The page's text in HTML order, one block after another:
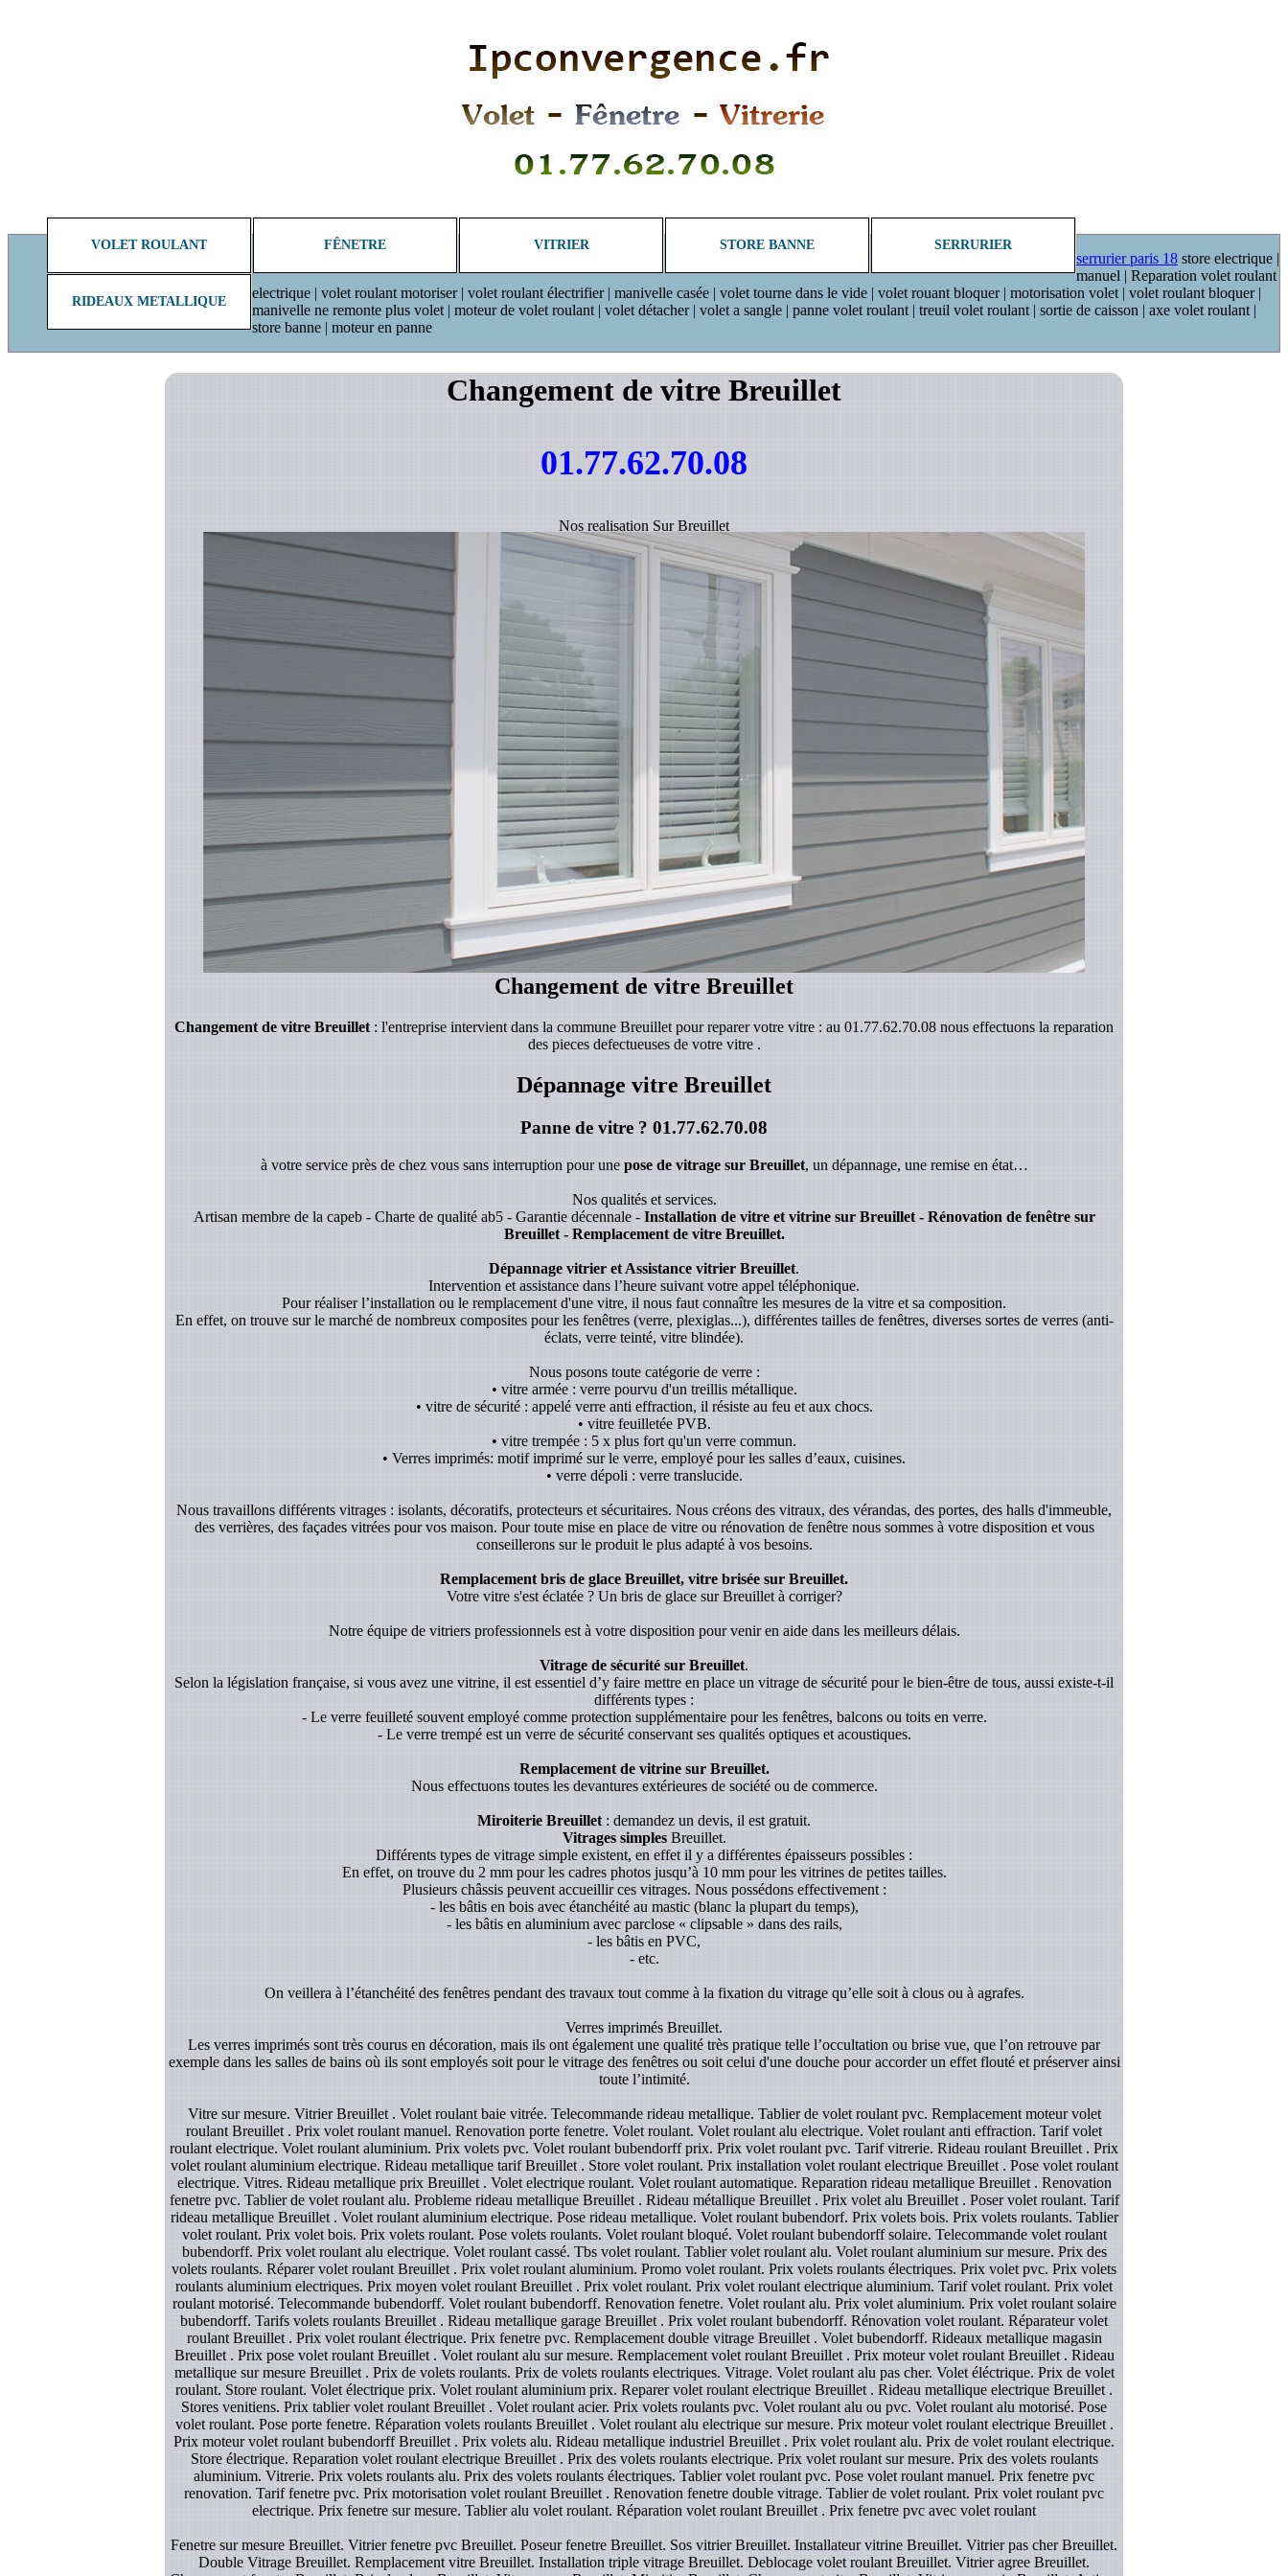
VOLET ROULANT FÊNETRE VITRIER STORE BANNE SERRURIER
RIDEAUX METALLIQUE
serrurier paris 18 store electrique |
manuel | Reparation volet roulant
electrique | volet roulant motoriser | volet roulant électrifier | manivelle casée | volet tourne dans le vide | volet rouant bloquer | motorisation volet | volet roulant bloquer |
manivelle ne remonte plus volet | moteur de volet roulant | volet détacher | volet a sangle | panne volet roulant | treuil volet roulant | sortie de caisson | axe volet roulant |
store banne | moteur en panne
Changement de vitre Breuillet
01.77.62.70.08
Nos realisation Sur Breuillet
Changement de vitre Breuillet
Changement de vitre Breuillet: l'entreprise intervient dans la commune Breuillet pour reparer votre vitre : au 01.77.62.70.08 nous effectuons la reparation
des pieces defectueuses de votre vitre .
Dépannage vitre Breuillet
Panne de vitre ?01.77.62.70.08
à votre service près de chez vous sans interruption pour unepose de vitrage sur Breuillet, un dépannage, une remise en état…
Nos qualités et services.
Artisan membre de la capeb - Charte de qualité ab5 - Garantie décennale -Installation de vitre et vitrine sur Breuillet - Rénovation de fenêtre sur
Breuillet - Remplacement de vitre Breuillet.
Dépannage vitrier et Assistance vitrier Breuillet.
Intervention et assistance dans l’heure suivant votre appel téléphonique.
Pour réaliser l’installation ou le remplacement d'une vitre, il nous faut connaître les mesures de la vitre et sa composition.
En effet, on trouve sur le marché de nombreux composites pour les fenêtres (verre, plexiglas...), différentes tailles de fenêtres, diverses sortes de verres (anti-
éclats, verre teinté, vitre blindée).
Nous posons toute catégorie de verre :
• vitre armée : verre pourvu d'un treillis métallique.
• vitre de sécurité : appelé verre anti effraction, il résiste au feu et aux chocs.
• vitre feuilletée PVB.
• vitre trempée : 5 x plus fort qu'un verre commun.
• Verres imprimés: motif imprimé sur le verre, employé pour les salles d’eaux, cuisines.
• verre dépoli : verre translucide.
Nous travaillons différents vitrages : isolants, décoratifs, protecteurs et sécuritaires. Nous créons des vitraux, des vérandas, des portes, des halls d'immeuble,
des verrières, des façades vitrées pour vos maison. Pour toute mise en place de vitre ou rénovation de fenêtre nous sommes à votre disposition et vous
conseillerons sur le produit le plus adapté à vos besoins.
Remplacement bris de glace Breuillet, vitre brisée sur Breuillet.
Votre vitre s'est éclatée ? Un bris de glace sur Breuillet à corriger?
Notre équipe de vitriers professionnels est à votre disposition pour venir en aide dans les meilleurs délais.
Vitrage de sécurité sur Breuillet.
Selon la législation française, si vous avez une vitrine, il est essentiel d’y faire mettre en place un vitrage de sécurité pour le bien-être de tous, aussi existe-t-il
différents types :
- Le verre feuilleté souvent employé comme protection supplémentaire pour les fenêtres, balcons ou toits en verre.
- Le verre trempé est un verre de sécurité conservant ses qualités optiques et acoustiques.
Remplacement de vitrine sur Breuillet.
Nous effectuons toutes les devantures extérieures de société ou de commerce.
Miroiterie Breuillet: demandez un devis, il est gratuit.
Vitrages simplesBreuillet.
Différents types de vitrage simple existent, en effet il y a différentes épaisseurs possibles :
En effet, on trouve du 2 mm pour les cadres photos jusqu’à 10 mm pour les vitrines de petites tailles.
Plusieurs châssis peuvent accueillir ces vitrages. Nous possédons effectivement :
- les bâtis en bois avec étanchéité au mastic (blanc la plupart du temps),
- les bâtis en aluminium avec parclose « clipsable » dans des rails,
- les bâtis en PVC,
- etc.
On veillera à l’étanchéité des fenêtres pendant des travaux tout comme à la fixation du vitrage qu’elle soit à clous ou à agrafes.
Verres imprimés Breuillet.
Les verres imprimés sont très courus en décoration, mais ils ont également une qualité très pratique telle l’occultation ou brise vue, que l’on retrouve par
exemple dans les salles de bains où ils sont employés soit pour le vitrage des fenêtres ou soit celui d'une douche pour accorder un effet flouté et préserver ainsi
toute l’intimité.
Vitre sur mesure. Vitrier Breuillet . Volet roulant baie vitrée. Telecommande rideau metallique. Tablier de volet roulant pvc. Remplacement moteur volet
roulant Breuillet . Prix volet roulant manuel. Renovation porte fenetre. Volet roulant. Volet roulant alu electrique. Volet roulant anti effraction. Tarif volet
roulant electrique. Volet roulant aluminium. Prix volets pvc. Volet roulant bubendorff prix. Prix volet roulant pvc. Tarif vitrerie. Rideau roulant Breuillet . Prix
volet roulant aluminium electrique. Rideau metallique tarif Breuillet . Store volet roulant. Prix installation volet roulant electrique Breuillet . Pose volet roulant
electrique. Vitres. Rideau metallique prix Breuillet . Volet electrique roulant. Volet roulant automatique. Reparation rideau metallique Breuillet . Renovation
fenetre pvc. Tablier de volet roulant alu. Probleme rideau metallique Breuillet . Rideau métallique Breuillet . Prix volet alu Breuillet . Poser volet roulant. Tarif
rideau metallique Breuillet . Volet roulant aluminium electrique. Pose rideau metallique. Volet roulant bubendorf. Prix volets bois. Prix volets roulants. Tablier
volet roulant. Prix volet bois. Prix volets roulant. Pose volets roulants. Volet roulant bloqué. Volet roulant bubendorff solaire. Telecommande volet roulant
bubendorff. Prix volet roulant alu electrique. Volet roulant cassé. Tbs volet roulant. Tablier volet roulant alu. Volet roulant aluminium sur mesure. Prix des
volets roulants. Réparer volet roulant Breuillet . Prix volet roulant aluminium. Promo volet roulant. Prix volets roulants électriques. Prix volet pvc. Prix volets
roulants aluminium electriques. Prix moyen volet roulant Breuillet . Prix volet roulant. Prix volet roulant electrique aluminium. Tarif volet roulant. Prix volet
roulant motorisé. Telecommande bubendorff. Volet roulant bubendorff. Renovation fenetre. Volet roulant alu. Prix volet aluminium. Prix volet roulant solaire
bubendorff. Tarifs volets roulants Breuillet . Rideau metallique garage Breuillet . Prix volet roulant bubendorff. Rénovation volet roulant. Réparateur volet
roulant Breuillet . Prix volet roulant électrique. Prix fenetre pvc. Remplacement double vitrage Breuillet . Volet bubendorff. Rideaux metallique magasin
Breuillet . Prix pose volet roulant Breuillet . Volet roulant alu sur mesure. Remplacement volet roulant Breuillet . Prix moteur volet roulant Breuillet . Rideau
metallique sur mesure Breuillet . Prix de volets roulants. Prix de volets roulants electriques. Vitrage. Volet roulant alu pas cher. Volet éléctrique. Prix de volet
roulant. Store roulant. Volet électrique prix. Volet roulant aluminium prix. Reparer volet roulant electrique Breuillet . Rideau metallique electrique Breuillet .
Stores venitiens. Prix tablier volet roulant Breuillet . Volet roulant acier. Prix volets roulants pvc. Volet roulant alu ou pvc. Volet roulant alu motorisé. Pose
volet roulant. Pose porte fenetre. Réparation volets roulants Breuillet . Volet roulant alu electrique sur mesure. Prix moteur volet roulant electrique Breuillet .
Prix moteur volet roulant bubendorff Breuillet . Prix volets alu. Rideau metallique industriel Breuillet . Prix volet roulant alu. Prix de volet roulant electrique.
Store électrique. Reparation volet roulant electrique Breuillet . Prix des volets roulants electrique. Prix volet roulant sur mesure. Prix des volets roulants
aluminium. Vitrerie. Prix volets roulants alu. Prix des volets roulants électriques. Tablier volet roulant pvc. Pose volet roulant manuel. Prix fenetre pvc
renovation. Tarif fenetre pvc. Prix motorisation volet roulant Breuillet . Renovation fenetre double vitrage. Tablier de volet roulant. Prix volet roulant pvc
electrique. Prix fenetre sur mesure. Tablier alu volet roulant. Réparation volet roulant Breuillet . Prix fenetre pvc avec volet roulant
Fenetre sur mesure Breuillet. Vitrier fenetre pvc Breuillet. Poseur fenetre Breuillet. Sos vitrier Breuillet. Installateur vitrine Breuillet. Vitrier pas cher Breuillet.
Double Vitrage Breuillet. Remplacement vitre Breuillet. Installation triple vitrage Breuillet. Deblocage volet roulant Breuillet. Vitrier agree Breuillet.